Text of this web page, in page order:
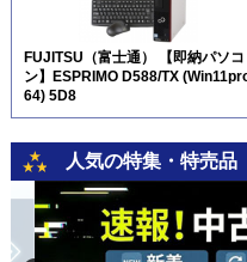
FUJITSU（富士通） 【即納パソコ
ン】ESPRIMO D588/TX
64) 5D8
人気の特集・特売品